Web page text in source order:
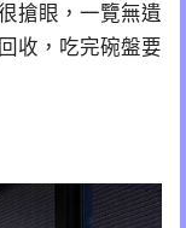
搶眼，一覽無遺
收，吃完碗盤要